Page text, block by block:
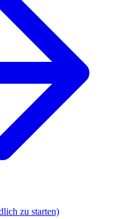
zu starten)